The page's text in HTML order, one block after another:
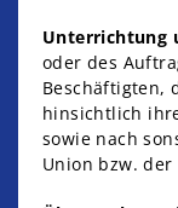
Unterrichtung
oder des
Beschäftigten,
hinsichtlich
sowie nach
Union bzw.